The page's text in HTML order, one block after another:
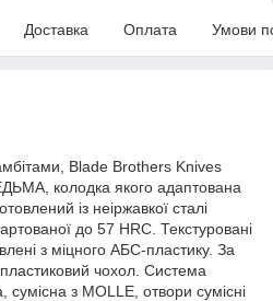
Доставка Оплата Умови
Blade Brothers Knives
колодка якого адаптована
із неіржавкої сталі
до 57 HRC. Текстуровані
з міцного АБС-пластику. За
пластиковий чохол. Система
сумісна з MOLLE, отвори сумісні